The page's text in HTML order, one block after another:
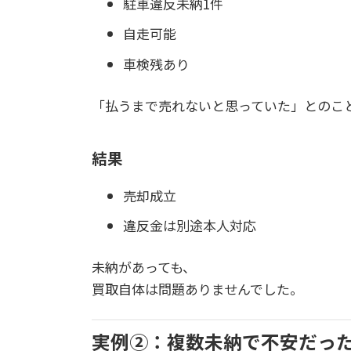
自走可能
車検残あり
「払うまで売れないと思っていた」とのこ
結果
売却成立
違反金は別途本人対応
未納があっても、
買取自体は問題ありませんでした。
実例②：複数未納で不安だっ